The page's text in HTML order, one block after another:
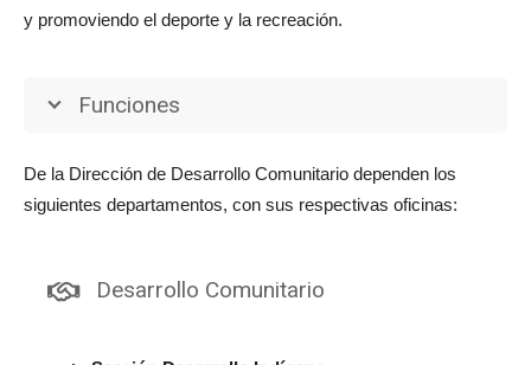
y promoviendo el deporte y la recreación.
Funciones
De la Dirección de Desarrollo Comunitario dependen los
siguientes departamentos, con sus respectivas oficinas:
Desarrollo Comunitario